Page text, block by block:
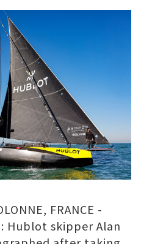
FRANCE -
: Hublot skipper Alan